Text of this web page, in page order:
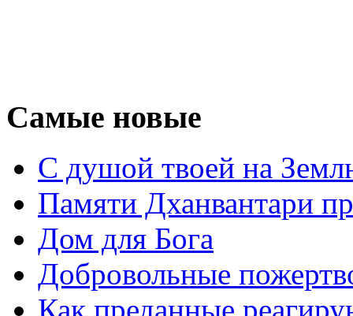
Самые новые
С душой твоей на
Памяти Дханвантари
Дом для Бога
Добровольные